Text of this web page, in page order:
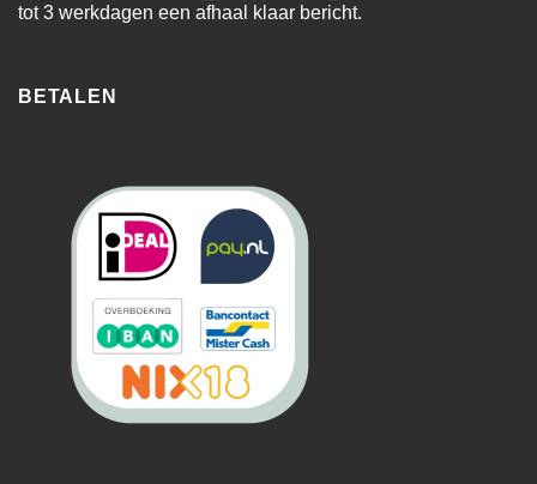
tot 3 werkdagen een afhaal klaar bericht.
BETALEN